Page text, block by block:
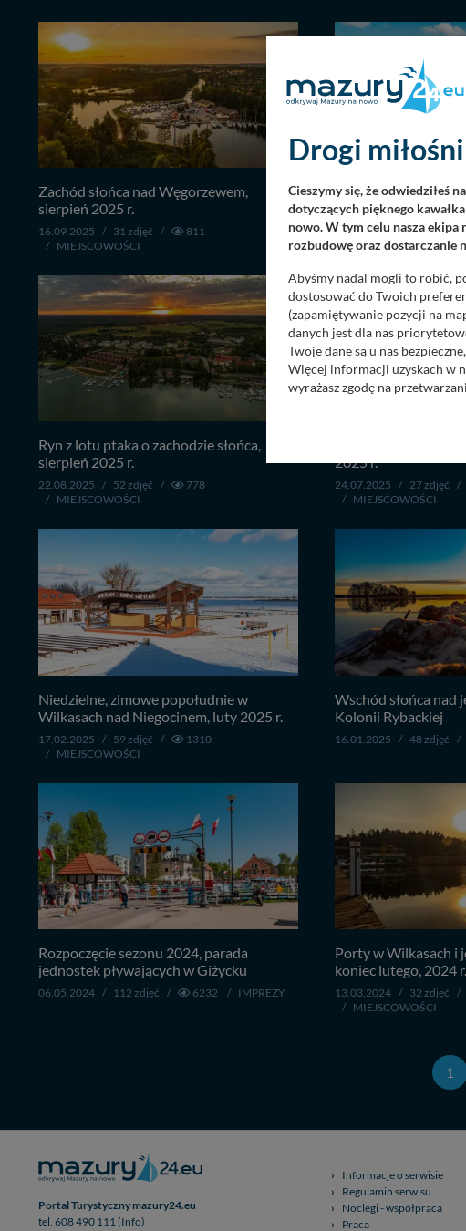
Zachód słońca nad Węgorzewem,
sierpień 2025 r.
16.09.2025 / 31 zdjęć /
811
/ MIEJSCOWOŚCI
Mikołajki z lotu
15.09.2025 / 51 zdjęć /
/ MIEJSCOWOŚCI
Ryn z lotu ptaka o zachodzie słońca,
sierpień 2025 r.
22.08.2025 / 52 zdjęć /
778
/ MIEJSCOWOŚCI
Mikołajki po
2025 r.
24.07.2025 / 27 zdjęć /
/ MIEJSCOWOŚCI
Niedzielne, zimowe popołudnie w
Wilkasach nad Niegocinem, luty 2025 r.
17.02.2025 / 59 zdjęć /
1310
/ MIEJSCOWOŚCI
Wschód słońca nad
Kolonii Rybackiej
16.01.2025 / 48 zdjęć /
Rozpoczęcie sezonu 2024, parada
jednostek pływających w Giżycku
06.05.2024 / 112 zdjęć / 6232 / IMPREZY
Porty w Wilkasach i
koniec lutego, 2024 r.
13.03.2024 / 32 zdjęć /
/ MIEJSCOWOŚCI
1
Portal Turystyczny mazury24.eu
tel. 608 490 111 (Info)
Informacje o serwisie
Regulamin serwisu
Noclegi - współpraca
Praca
Drogi
Cieszymy się, że odwiedziłeś
dotyczących pięknego
nowo. W tym celu nasza
rozbudowę oraz dostarczanie
Abyśmy nadal mogli to robić,
dostosować do Twoich
(zapamiętywanie pozycji na
danych jest dla nas
Twoje dane są u nas
Więcej informacji uzyskach w
wyrażasz zgodę na
Wyjątkiem jest sytuacja, gdy
Administratorem Twoich
11-500 Giżycko. Możesz z
W każdej chwili możesz:
przetwarzania. Pamiętaj
informacji zawartych w plikach
przypadkach nie możemy tego
Dziękujemy, i życzmy miłego